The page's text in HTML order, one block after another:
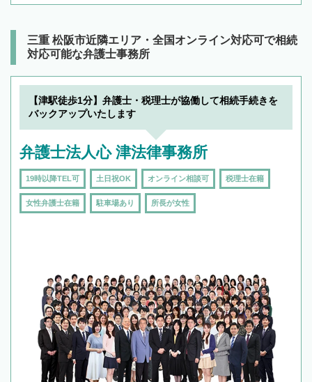
三重 松阪市近隣エリア・全国オンライン対応可で相続
対応可能な弁護士事務所
【津駅徒歩1分】弁護士・税理士が協働して相続手続きを
バックアップいたします
弁護士法人心 津法律事務所
19時以降TEL可 土日祝OK オンライン相談可 税理士在籍
女性弁護士在籍 駐車場あり 所長が女性